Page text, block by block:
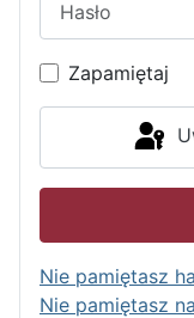
Zapamiętaj
Nie pamiętasz
Nie pamiętasz